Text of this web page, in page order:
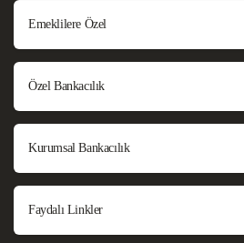
Emeklilere Özel
Özel Bankacılık
Kurumsal Bankacılık
Faydalı Linkler